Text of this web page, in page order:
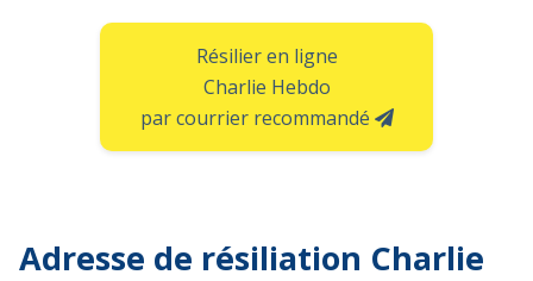
Résilier en ligne
Charlie Hebdo
par courrier recommandé
Adresse de résiliation Charlie